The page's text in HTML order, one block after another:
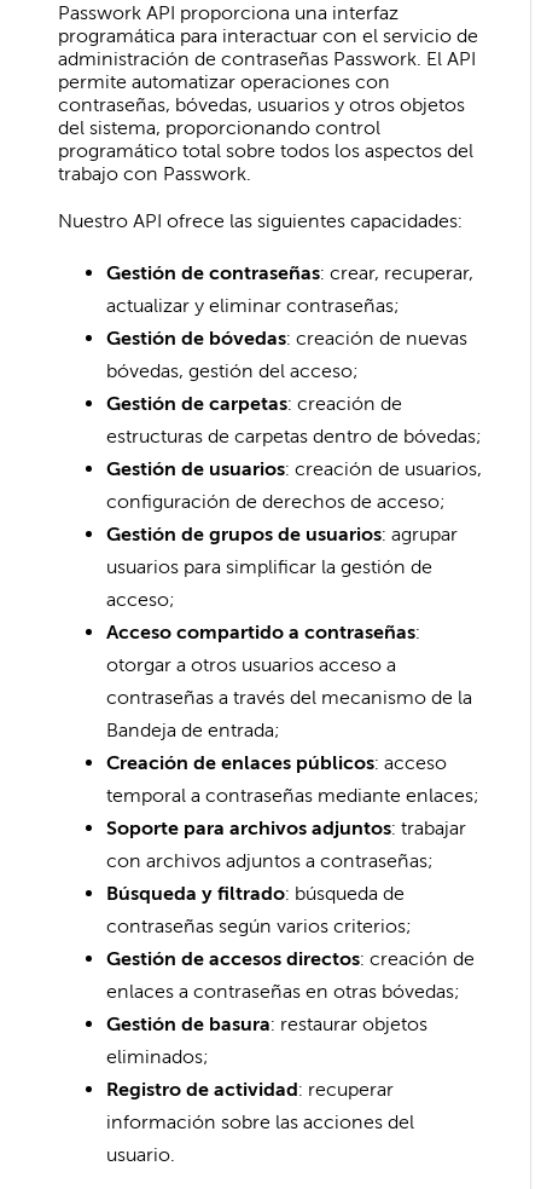
Passwork API proporciona una interfaz
programática para interactuar con el servicio de
administración de contraseñas Passwork. El API
permite automatizar operaciones con
contraseñas, bóvedas, usuarios y otros objetos
del sistema, proporcionando control
programático total sobre todos los aspectos del
trabajo con Passwork.
Nuestro API ofrece las siguientes capacidades:
Gestión de contraseñas: crear, recuperar,
actualizar y eliminar contraseñas;
Gestión de bóvedas: creación de nuevas
bóvedas, gestión del acceso;
Gestión de carpetas: creación de
estructuras de carpetas dentro de bóvedas;
Gestión de usuarios: creación de usuarios,
configuración de derechos de acceso;
Gestión de grupos de usuarios: agrupar
usuarios para simplificar la gestión de
acceso;
Acceso compartido a contraseñas:
otorgar a otros usuarios acceso a
contraseñas a través del mecanismo de la
Bandeja de entrada;
Creación de enlaces públicos: acceso
temporal a contraseñas mediante enlaces;
Soporte para archivos adjuntos: trabajar
con archivos adjuntos a contraseñas;
Búsqueda y filtrado: búsqueda de
contraseñas según varios criterios;
Gestión de accesos directos: creación de
enlaces a contraseñas en otras bóvedas;
Gestión de basura: restaurar objetos
eliminados;
Registro de actividad: recuperar
información sobre las acciones del
usuario.